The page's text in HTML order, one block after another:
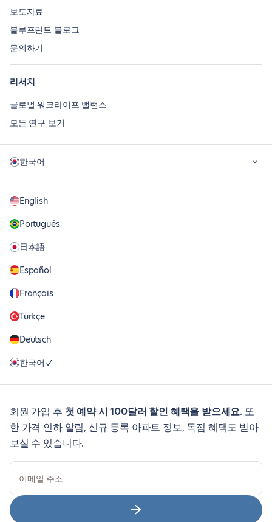
보도자료
블루프린트 블로그
문의하기
리서치
글로벌 워크라이프 밸런스
모든 연구 보기
한국어
English
Português
日本語
Español
Français
Türkçe
Deutsch
한국어
회원 가입 후 첫 예약 시 100달러 할인 혜택을 받으세요. 또
한 가격 인하 알림, 신규 등록 아파트 정보, 독점 혜택도 받아
보실 수 있습니다.
이메일 주소